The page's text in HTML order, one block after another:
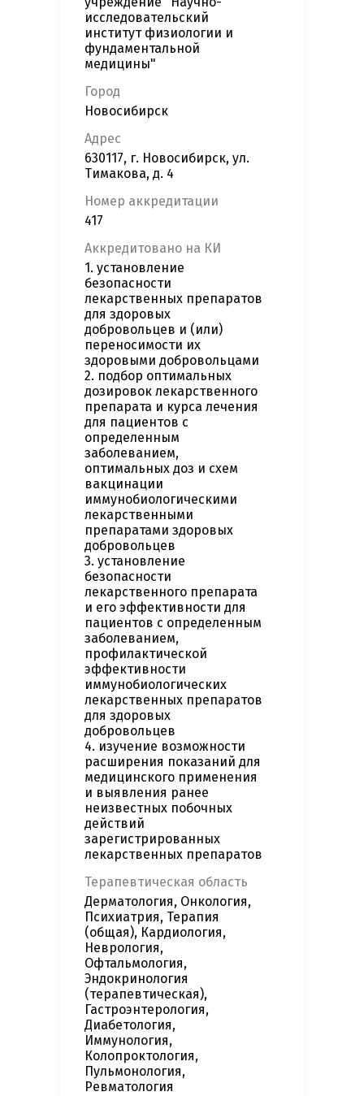
исследовательский
институт физиологии и
фундаментальной
медицины"
Город
Новосибирск
Адрес
630117, г. Новосибирск, ул.
Тимакова, д. 4
Номер аккредитации
417
Аккредитовано на КИ
1. установление
безопасности
лекарственных препаратов
для здоровых
добровольцев и (или)
переносимости их
здоровыми добровольцами
2. подбор оптимальных
дозировок лекарственного
препарата и курса лечения
для пациентов с
определенным
заболеванием,
оптимальных доз и схем
вакцинации
иммунобиологическими
лекарственными
препаратами здоровых
добровольцев
3. установление
безопасности
лекарственного препарата
и его эффективности для
пациентов с определенным
заболеванием,
профилактической
эффективности
иммунобиологических
лекарственных препаратов
для здоровых
добровольцев
4. изучение возможности
расширения показаний для
медицинского применения
и выявления ранее
неизвестных побочных
действий
зарегистрированных
лекарственных препаратов
Терапевтическая область
Дерматология, Онкология,
Психиатрия, Терапия
(общая), Кардиология,
Неврология,
Офтальмология,
Эндокринология
(терапевтическая),
Гастроэнтерология,
Диабетология,
Иммунология,
Колопроктология,
Пульмонология,
Ревматология